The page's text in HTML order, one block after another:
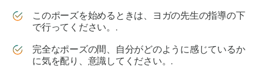
このポーズを始めるときは、ヨガの先生の指導の下
で行ってください。.
完全なポーズの間、自分がどのように感じているか
に気を配り、意識してください。.